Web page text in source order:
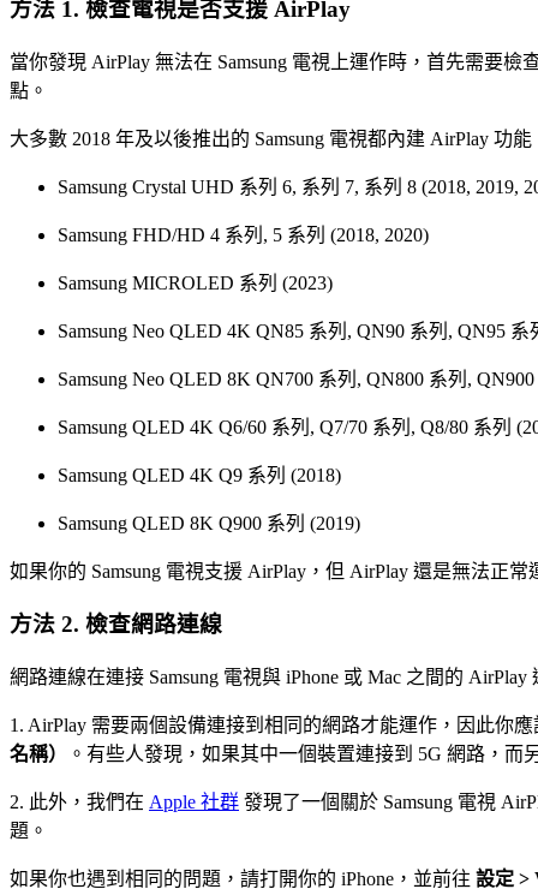
方法 1. 檢查電視是否支援 AirPlay
當你發現 AirPlay 無法在 Samsung 電視上運作時，首先需要
點。
大多數 2018 年及以後推出的 Samsung 電視都內建 AirPlay 功
Samsung Crystal UHD 系列 6, 系列 7, 系列 8 (2018, 2019,
Samsung FHD/HD 4 系列, 5 系列 (2018, 2020)
Samsung MICROLED 系列 (2023)
Samsung Neo QLED 4K QN85 系列, QN90 系列, QN95 系
Samsung Neo QLED 8K QN700 系列, QN800 系列,
Samsung QLED 4K Q6/60 系列, Q7/70 系列, Q8/80 系列
Samsung QLED 4K Q9 系列 (2018)
Samsung QLED 8K Q900 系列 (2019)
如果你的 Samsung 電視支援 AirPlay，但 AirPlay 還是無法正
方法 2. 檢查網路連線
網路連線在連接 Samsung 電視與 iPhone 或 Mac 之間的
1. AirPlay 需要兩個設備連接到相同的網路才能運作，因此你
名稱）
。有些人發現，如果其中一個裝置連接到 5G 網路，而
2. 此外，我們在 Apple 社群 發現了一個關於 Samsung 電視
題。
如果你也遇到相同的問題，請打開你的 iPhone，並前往 設定 >